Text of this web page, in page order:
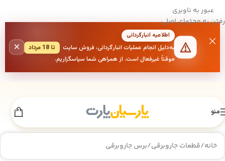
عبور به ناوبری
رفتن به محتوای اصلی
اطلاعیه انبارگردانی
به‌دلیل انجام عملیات انبارگردانی، فروش سایت
تا 18 مرداد
موقتاً غیرفعال است. از همراهی شما سپاسگزاریم.
×
منو
خانه/قطعات جاروبرقی/برس جاروبرقی